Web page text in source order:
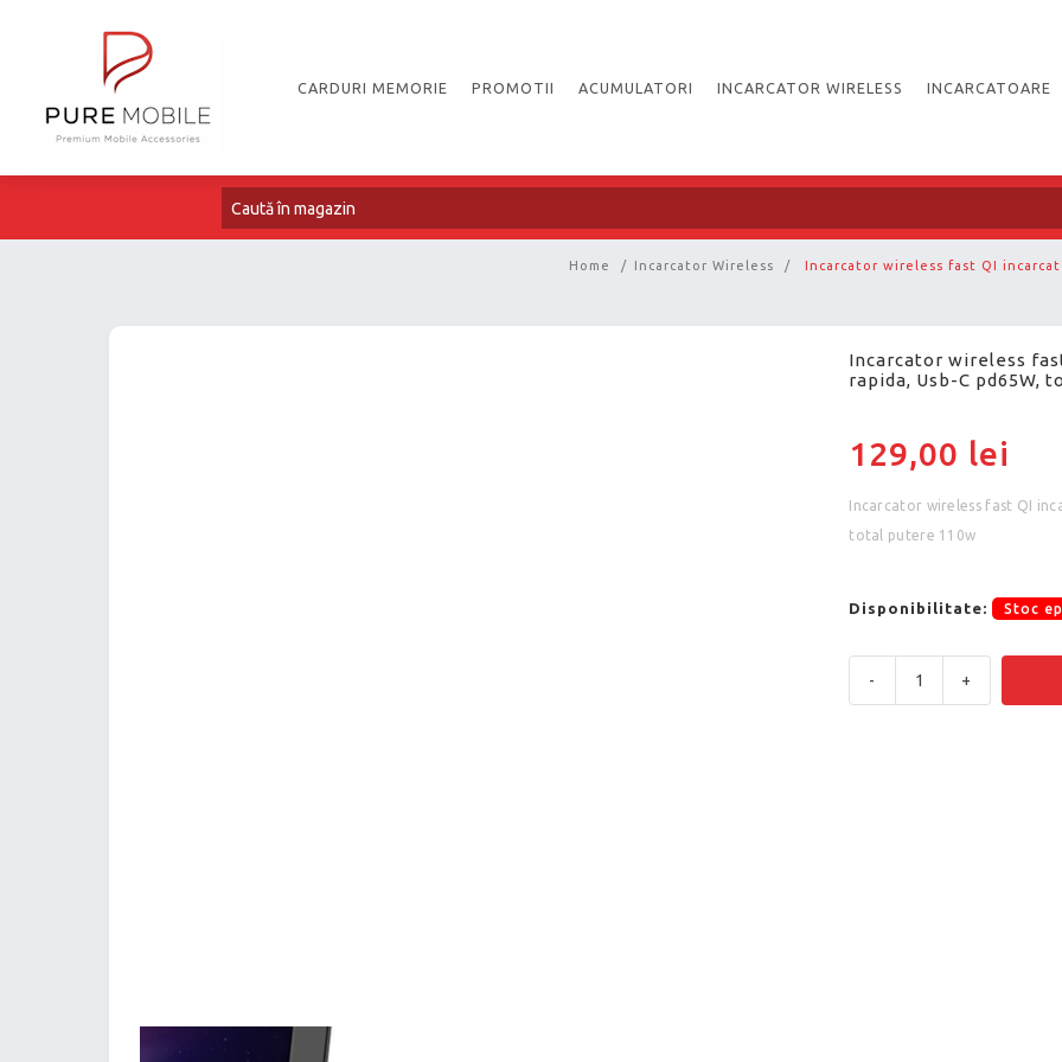
CARDURI MEMORIE PROMOTII ACUMULATORI INCARCATOR WIRELESS INCARCATOARE
Home / Incarcator Wireless / Incarcator wireless fast QI
Incarcator wireless
rapida, Usb-C pd65W,
129,00 lei
Incarcator wireless fast QI
total putere 110w
Disponibilitate: Stoc
- +